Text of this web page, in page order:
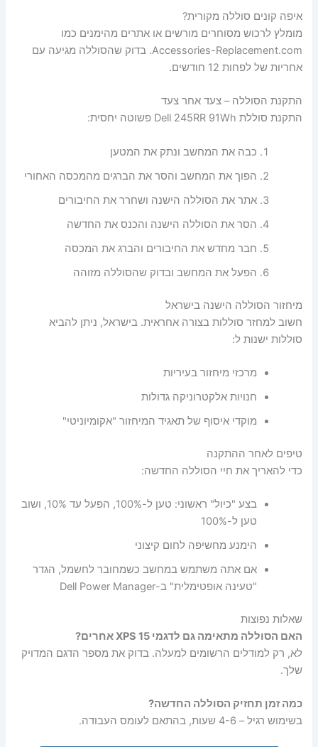
איפה קונים סוללה מקורית?
מומלץ לרכוש מסוחרים מורשים או אתרים מהימנים כמו
Accessories-Replacement.com. בדוק שהסוללה מגיעה עם
אחריות של לפחות 12 חודשים.
התקנת הסוללה – צעד אחר צעד
התקנת סוללת Dell 245RR 91Wh פשוטה יחסית:
כבה את המחשב ונתק את המטען
הפוך את המחשב והסר את הברגים מהמכסה האחורי
אתר את הסוללה הישנה ושחרר את החיבורים
הסר את הסוללה הישנה והכנס את החדשה
חבר מחדש את החיבורים והברג את המכסה
הפעל את המחשב ובדוק שהסוללה מזוהה
מיחזור הסוללה הישנה בישראל
חשוב למחזר סוללות בצורה אחראית. בישראל, ניתן להביא
סוללות ישנות ל:
מרכזי מיחזור בעיריות
חנויות אלקטרוניקה גדולות
מוקדי איסוף של תאגיד המיחזור "אקומיוניטי"
טיפים לאחר ההתקנה
כדי להאריך את חיי הסוללה החדשה:
בצע "כיול" ראשוני: טען ל-100%, הפעל עד 10%, ושוב
טען ל-100%
הימנע מחשיפה לחום קיצוני
אם אתה משתמש במחשב כשמחובר לחשמל, הגדר
"טעינה אופטימלית" ב-Dell Power Manager
שאלות נפוצות
האם הסוללה מתאימה גם לדגמי XPS 15 אחרים?
לא, רק למודלים הרשומים למעלה. בדוק את מספר הדגם המדויק
שלך.
כמה זמן תחזיק הסוללה החדשה?
בשימוש רגיל – 4-6 שעות, בהתאם לעומס העבודה.